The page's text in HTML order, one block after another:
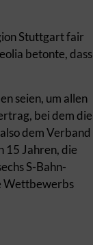
Stuttgart fair
betonte, dass
seien, um allen
bei dem die
dem Verband
15 Jahren, die
S-Bahn-
Wettbewerbs